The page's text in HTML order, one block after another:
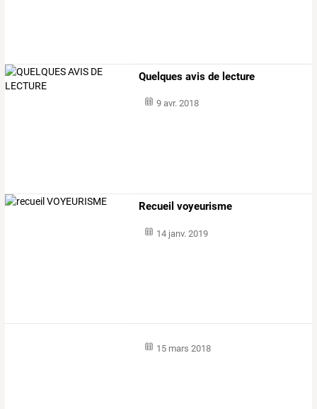
Quelques avis de lecture
9 avr. 2018
Recueil voyeurisme
14 janv. 2019
15 mars 2018